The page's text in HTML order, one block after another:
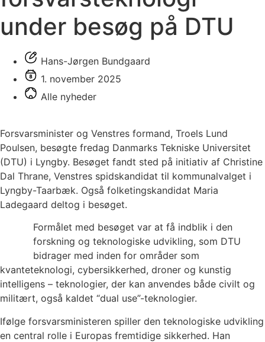
under besøg på DTU
Hans-Jørgen Bundgaard
1. november 2025
Alle nyheder
Forsvarsminister og Venstres formand, Troels Lund
Poulsen, besøgte fredag Danmarks Tekniske Universitet
(DTU) i Lyngby. Besøget fandt sted på initiativ af Christine
Dal Thrane, Venstres spidskandidat til kommunalvalget i
Lyngby-Taarbæk. Også folketingskandidat Maria
Ladegaard deltog i besøget.
Formålet med besøget var at få indblik i den
forskning og teknologiske udvikling, som DTU
bidrager med inden for områder som
kvanteteknologi, cybersikkerhed, droner og kunstig
intelligens – teknologier, der kan anvendes både civilt og
militært, også kaldet “dual use”-teknologier.
Ifølge forsvarsministeren spiller den teknologiske udvikling
en central rolle i Europas fremtidige sikkerhed. Han